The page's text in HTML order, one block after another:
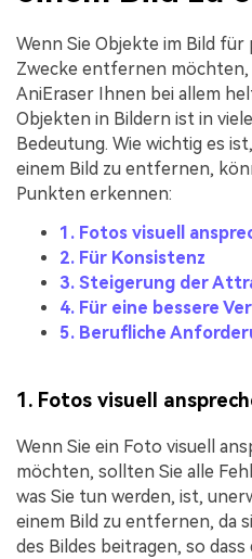
Wenn Sie Objekte im Bild
Zwecke entfernen
AniEraser Ihnen bei allem
Objekten in Bildern ist in
Bedeutung. Wie wichtig es
einem Bild zu entfernen,
Punkten erkennen:
1. Fotos visuell
2. Für Konsistenz
3. Steigerung der
4. Für eine bessere
5. Berufliche
1. Fotos visuell
Wenn Sie ein Foto visuell
möchten, sollten Sie alle
was Sie tun werden, ist,
einem Bild zu entfernen, da
des Bildes beitragen, so